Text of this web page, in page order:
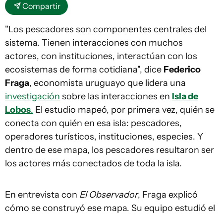
Compartir
"Los pescadores son componentes centrales del
sistema. Tienen interacciones con muchos
actores, con instituciones, interactúan con los
ecosistemas de forma cotidiana", dice Federico
Fraga, economista uruguayo que lidera una
investigación sobre las interacciones en Isla de
Lobos. El estudio mapeó, por primera vez, quién se
conecta con quién en esa isla: pescadores,
operadores turísticos, instituciones, especies. Y
dentro de ese mapa, los pescadores resultaron ser
los actores más conectados de toda la isla.
En entrevista con El Observador, Fraga explicó
cómo se construyó ese mapa. Su equipo estudió el